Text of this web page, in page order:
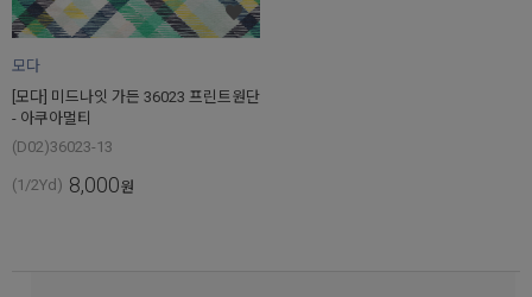
모다
[모다] 미드나잇 가든 36023 프린트원단
- 아쿠아멀티
(D02)36023-13
(1/2Yd) 8,000원